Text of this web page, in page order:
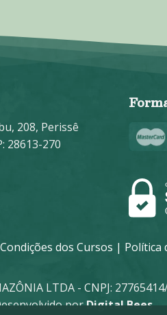
208, Perissê
28613-270
dos Cursos | Política
LTDA - CNPJ:
porDigital Bees